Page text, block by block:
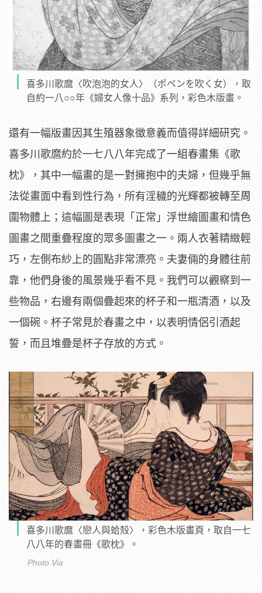
喜多川歌麿〈吹泡泡的女人〉（ポペンを吹く女），取
自約一八○○年《婦女人像十品》系列，彩色木版畫。
還有一幅版畫因其生殖器象徵意義而值得詳細研究。
喜多川歌麿約於一七八八年完成了一組春畫集《歌
枕》，其中一幅畫的是一對擁抱中的夫婦，但幾乎無
法從畫面中看到性行為，所有淫穢的光輝都被轉至周
圍物體上；這幅圖是表現「正常」浮世繪圖畫和情色
圖畫之間重疊程度的眾多圖畫之一。兩人衣著精緻輕
巧，左側布紗上的圓點非常漂亮。夫妻倆的身體往前
靠，他們身後的風景幾乎看不見。我們可以觀察到一
些物品，右邊有兩個疊起來的杯子和一瓶清酒，以及
一個碗。杯子常見於春畫之中，以表明情侶引酒起
誓，而且堆疊是杯子存放的方式。
喜多川歌麿〈戀人與蛤殼〉，彩色木版畫頁，取自一七
八八年的春畫冊《歌枕》。
Photo Via